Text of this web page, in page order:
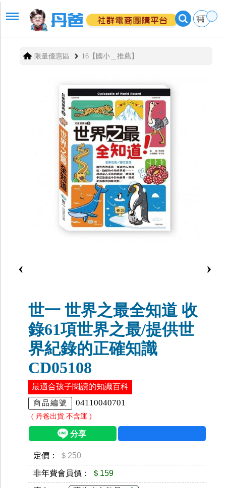
限量優惠區 16【國小＿推薦】
‹ ›
世一 世界之最全知道 收
錄61項世界之最/提供世
界紀錄的正確知識
CD05108
最適合孩子閱讀的知識百科
商品編號 04110040701
( 丹爸出貨.不含運 )
定價： ＄250
非年費會員價： ＄159